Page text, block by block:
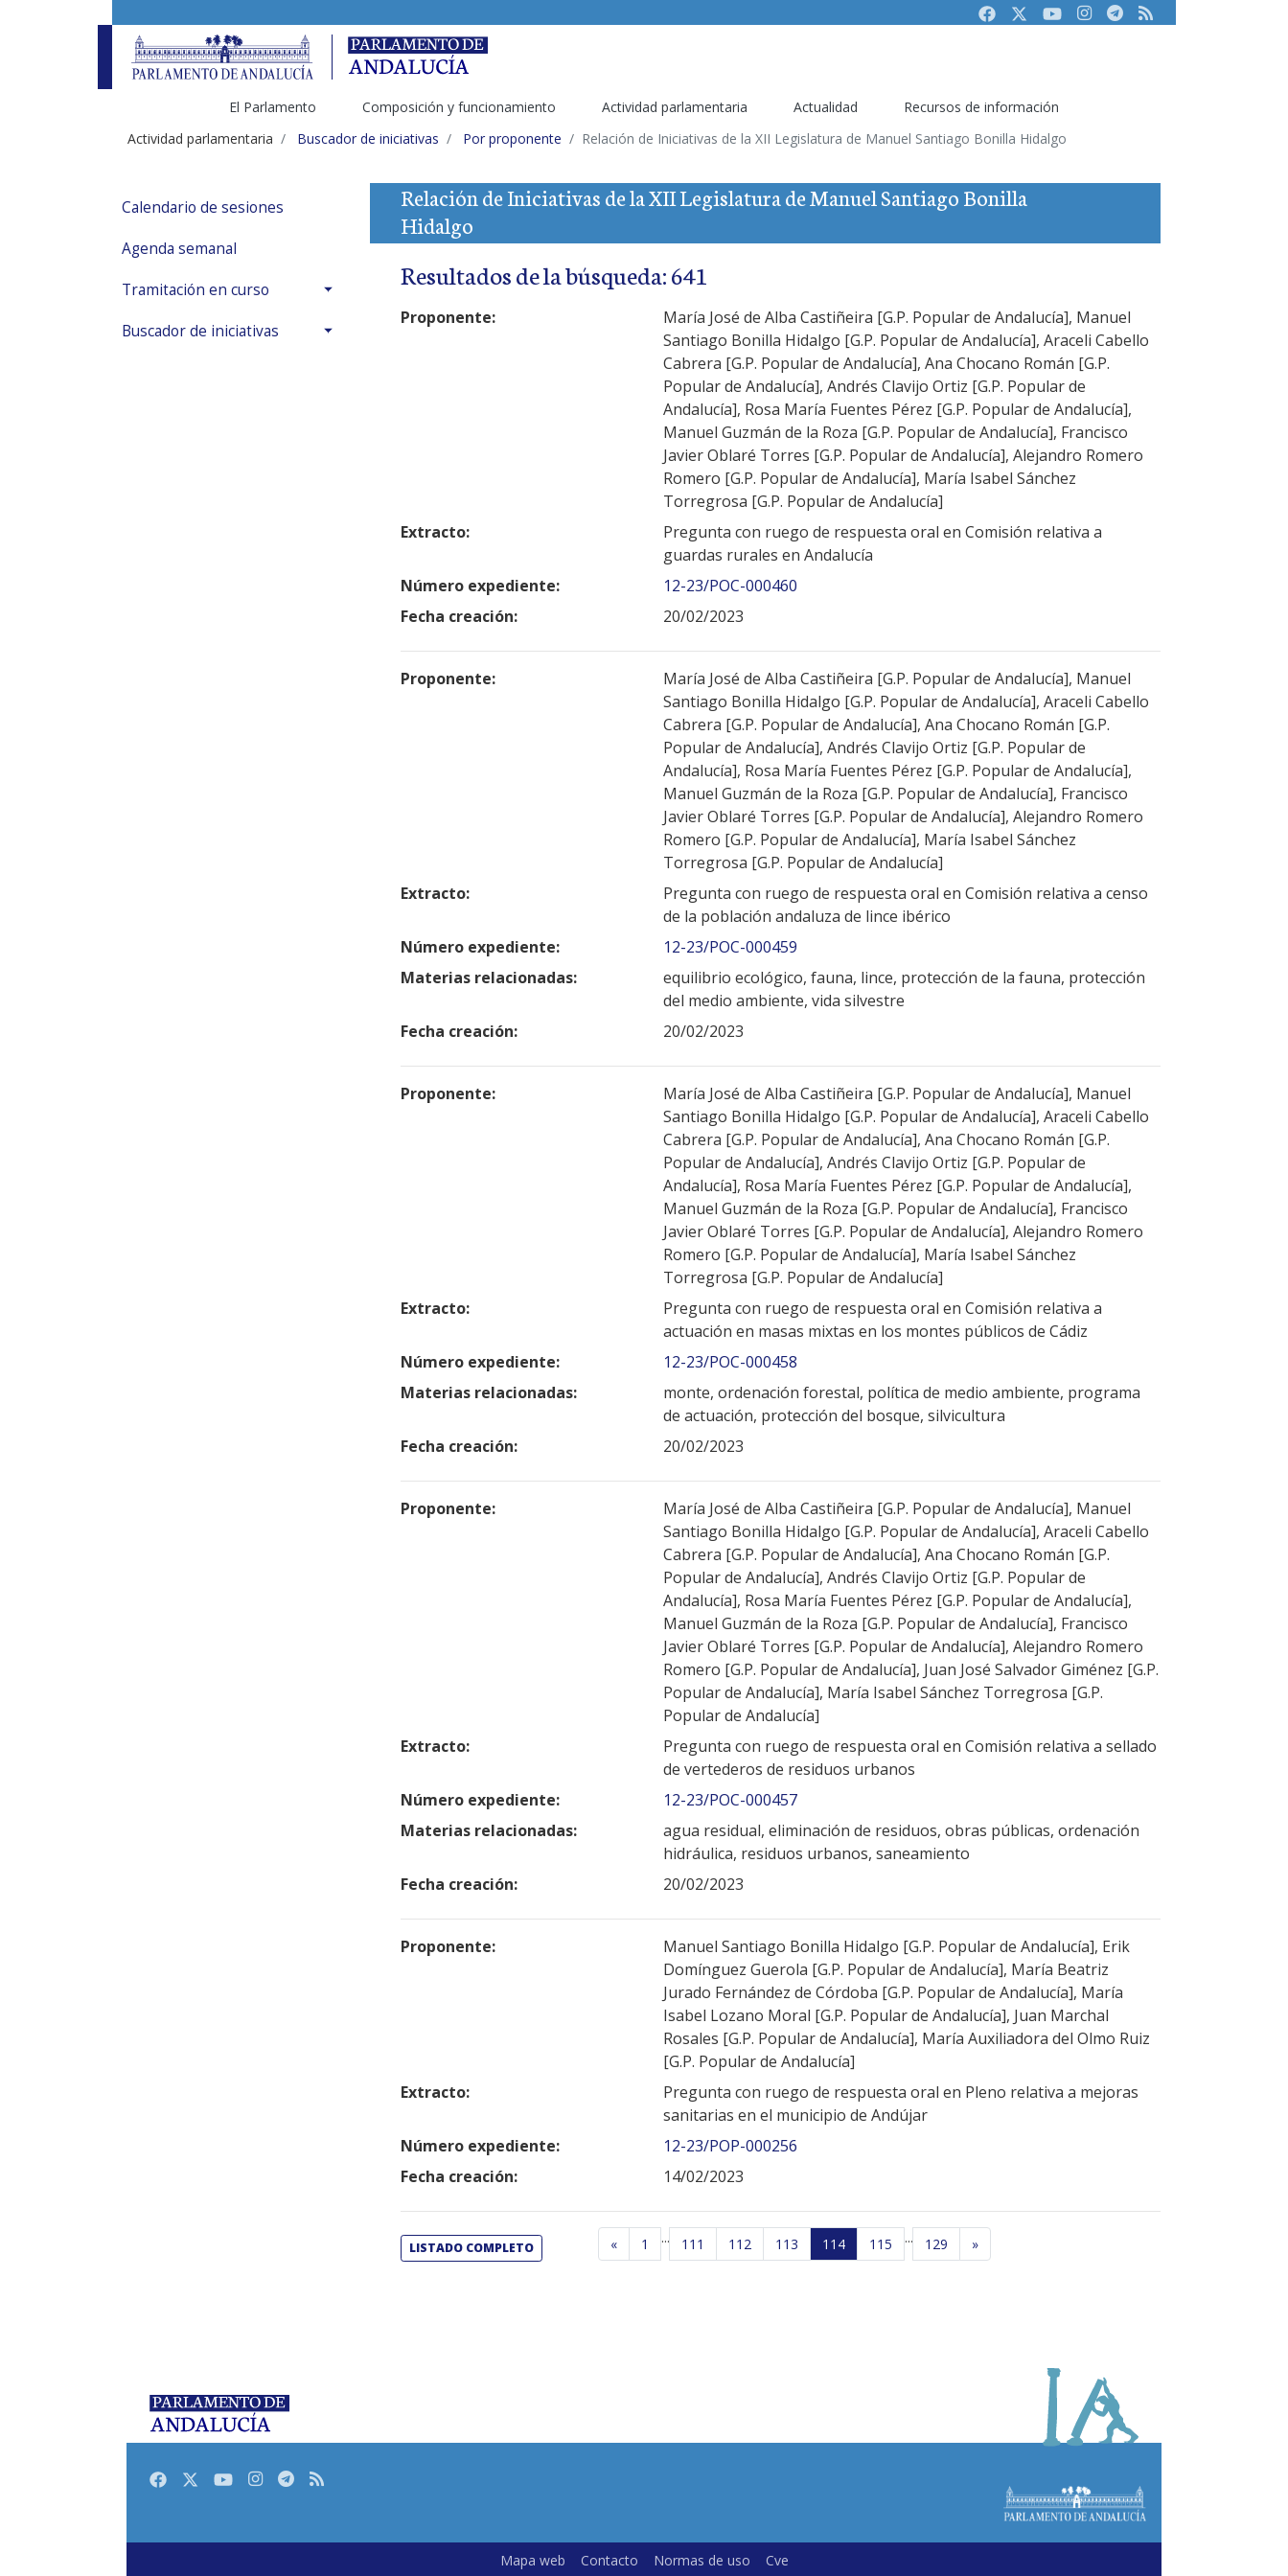
FacebookTwitterYoutubeInstagram
Telegram
RSS
El Parlamento Composición y funcionamiento Actividad parlamentaria Actualidad
Recursos de información
Actividad parlamentaria
Buscador de iniciativas Por proponente Relación de Iniciativas de la XII Legislatura de Manuel Santiago Bonilla Hidalgo
Calendario de sesiones
Agenda semanal
Tramitación en curso
Buscador de iniciativas
Relación de Iniciativas de la XII Legislatura de Manuel Santiago Bonilla
Hidalgo
Resultados de la búsqueda: 641
Proponente:
María José de Alba Castiñeira [G.P. Popular de Andalucía], Manuel
Santiago Bonilla Hidalgo [G.P. Popular de Andalucía], Araceli Cabello
Cabrera [G.P. Popular de Andalucía], Ana Chocano Román [G.P.
Popular de Andalucía], Andrés Clavijo Ortiz [G.P. Popular de
Andalucía], Rosa María Fuentes Pérez [G.P. Popular de Andalucía],
Manuel Guzmán de la Roza [G.P. Popular de Andalucía], Francisco
Javier Oblaré Torres [G.P. Popular de Andalucía], Alejandro Romero
Romero [G.P. Popular de Andalucía], María Isabel Sánchez
Torregrosa [G.P. Popular de Andalucía]
Extracto:
Pregunta con ruego de respuesta oral en Comisión relativa a
guardas rurales en Andalucía
Número expediente:
12-23/POC-000460
Fecha creación:
20/02/2023
Proponente:
María José de Alba Castiñeira [G.P. Popular de Andalucía], Manuel
Santiago Bonilla Hidalgo [G.P. Popular de Andalucía], Araceli Cabello
Cabrera [G.P. Popular de Andalucía], Ana Chocano Román [G.P.
Popular de Andalucía], Andrés Clavijo Ortiz [G.P. Popular de
Andalucía], Rosa María Fuentes Pérez [G.P. Popular de Andalucía],
Manuel Guzmán de la Roza [G.P. Popular de Andalucía], Francisco
Javier Oblaré Torres [G.P. Popular de Andalucía], Alejandro Romero
Romero [G.P. Popular de Andalucía], María Isabel Sánchez
Torregrosa [G.P. Popular de Andalucía]
Extracto:
Pregunta con ruego de respuesta oral en Comisión relativa a censo
de la población andaluza de lince ibérico
Número expediente:
12-23/POC-000459
Materias relacionadas:
equilibrio ecológico, fauna, lince, protección de la fauna, protección
del medio ambiente, vida silvestre
Fecha creación:
20/02/2023
Proponente:
María José de Alba Castiñeira [G.P. Popular de Andalucía], Manuel
Santiago Bonilla Hidalgo [G.P. Popular de Andalucía], Araceli Cabello
Cabrera [G.P. Popular de Andalucía], Ana Chocano Román [G.P.
Popular de Andalucía], Andrés Clavijo Ortiz [G.P. Popular de
Andalucía], Rosa María Fuentes Pérez [G.P. Popular de Andalucía],
Manuel Guzmán de la Roza [G.P. Popular de Andalucía], Francisco
Javier Oblaré Torres [G.P. Popular de Andalucía], Alejandro Romero
Romero [G.P. Popular de Andalucía], María Isabel Sánchez
Torregrosa [G.P. Popular de Andalucía]
Extracto:
Pregunta con ruego de respuesta oral en Comisión relativa a
actuación en masas mixtas en los montes públicos de Cádiz
Número expediente:
12-23/POC-000458
Materias relacionadas:
monte, ordenación forestal, política de medio ambiente, programa
de actuación, protección del bosque, silvicultura
Fecha creación:
20/02/2023
Proponente:
María José de Alba Castiñeira [G.P. Popular de Andalucía], Manuel
Santiago Bonilla Hidalgo [G.P. Popular de Andalucía], Araceli Cabello
Cabrera [G.P. Popular de Andalucía], Ana Chocano Román [G.P.
Popular de Andalucía], Andrés Clavijo Ortiz [G.P. Popular de
Andalucía], Rosa María Fuentes Pérez [G.P. Popular de Andalucía],
Manuel Guzmán de la Roza [G.P. Popular de Andalucía], Francisco
Javier Oblaré Torres [G.P. Popular de Andalucía], Alejandro Romero
Romero [G.P. Popular de Andalucía], Juan José Salvador Giménez [G.P.
Popular de Andalucía], María Isabel Sánchez Torregrosa [G.P.
Popular de Andalucía]
Extracto:
Pregunta con ruego de respuesta oral en Comisión relativa a sellado
de vertederos de residuos urbanos
Número expediente:
12-23/POC-000457
Materias relacionadas:
agua residual, eliminación de residuos, obras públicas, ordenación
hidráulica, residuos urbanos, saneamiento
Fecha creación:
20/02/2023
Proponente:
Manuel Santiago Bonilla Hidalgo [G.P. Popular de Andalucía], Erik
Domínguez Guerola [G.P. Popular de Andalucía], María Beatriz
Jurado Fernández de Córdoba [G.P. Popular de Andalucía], María
Isabel Lozano Moral [G.P. Popular de Andalucía], Juan Marchal
Rosales [G.P. Popular de Andalucía], María Auxiliadora del Olmo Ruiz
[G.P. Popular de Andalucía]
Extracto:
Pregunta con ruego de respuesta oral en Pleno relativa a mejoras
sanitarias en el municipio de Andújar
Número expediente:
12-23/POP-000256
Fecha creación:
14/02/2023
LISTADO COMPLETO « 1 ... 111 112 113 114 115 ... 129 »
FacebookTwitterYoutubeInstagram
Telegram
RSS
Mapa web Contacto Normas de uso Cve